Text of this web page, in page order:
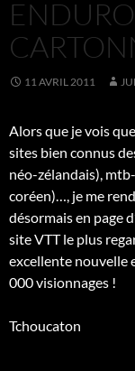
11 AVRIL 2011
Alors que je vois
sites bien connus
néo-zélandais),
coréen)…, je me
désormais en page
site VTT le plus
excellente nouvelle
000 visionnages !
Tchoucaton